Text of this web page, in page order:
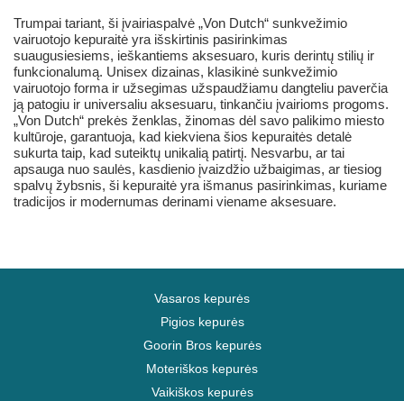
Trumpai tariant, ši įvairiaspalvė „Von Dutch“ sunkvežimio
vairuotojo kepuraitė yra išskirtinis pasirinkimas
suaugusiesiems, ieškantiems aksesuaro, kuris derintų stilių ir
funkcionalumą. Unisex dizainas, klasikinė sunkvežimio
vairuotojo forma ir užsegimas užspaudžiamu dangteliu paverčia
ją patogiu ir universaliu aksesuaru, tinkančiu įvairioms progoms.
„Von Dutch“ prekės ženklas, žinomas dėl savo palikimo miesto
kultūroje, garantuoja, kad kiekviena šios kepuraitės detalė
sukurta taip, kad suteiktų unikalią patirtį. Nesvarbu, ar tai
apsauga nuo saulės, kasdienio įvaizdžio užbaigimas, ar tiesiog
spalvų žybsnis, ši kepuraitė yra išmanus pasirinkimas, kuriame
tradicijos ir modernumas derinami viename aksesuare.
Vasaros kepurės
Pigios kepurės
Goorin Bros kepurės
Moteriškos kepurės
Vaikiškos kepurės